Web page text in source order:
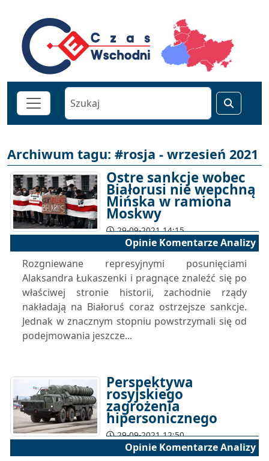
Archiwum tagu: #rosja - wrzesień 2021
Ostre sankcje wobec
Białorusi nie wepchną
Mińska w ramiona
Moskwy
29-09-2021 14:15
Opinie Komentarze Analizy
Rozgniewane represyjnymi posunięciami
Alaksandra Łukaszenki i pragnące znaleźć się po
właściwej stronie historii, zachodnie rządy
nakładają na Białoruś coraz ostrzejsze sankcje.
Jednak w znacznym stopniu powstrzymali się od
podejmowania jeszcze...
Perspektywa
rosyjskiego
zagrożenia
hipersonicznego
29-09-2021 12:50
Opinie Komentarze Analizy